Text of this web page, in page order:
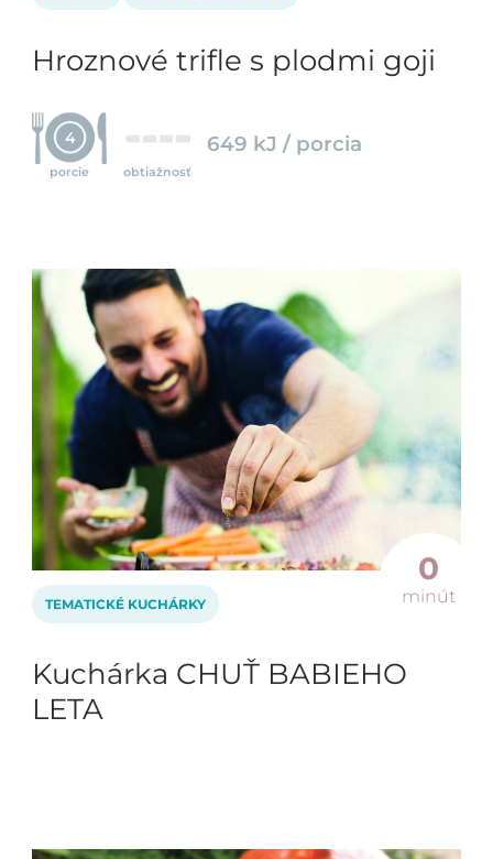
Hroznové trifle s plodmi goji
4
porcie obtiažnosť
649 kJ / porcia
0
minút
TEMATICKÉ KUCHÁRKY
Kuchárka CHUŤ BABIEHO
LETA